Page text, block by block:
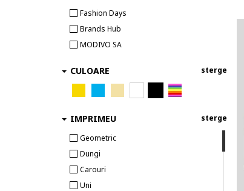
Fashion Days
Brands Hub
MODIVO SA
CULOARE sterge
IMPRIMEU
Geometric
Dungi
Carouri
Uni
sterge